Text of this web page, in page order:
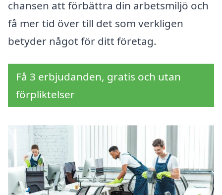
chansen att förbättra din arbetsmiljö och
få mer tid över till det som verkligen
betyder något för ditt företag.
Få 3 erbjudanden, gratis och utan
förpliktelser